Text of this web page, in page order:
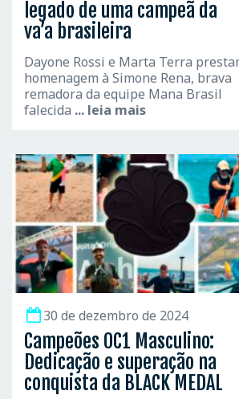
legado de uma campeã da
va’a brasileira
Dayone Rossi e Marta Terra
homenagem à Simone Rena, brava
remadora da equipe Mana Brasil
falecida ... leia mais
30 de dezembro de 2024
Campeões OC1 Masculino:
Dedicação e superação na
conquista da BLACK MEDAL